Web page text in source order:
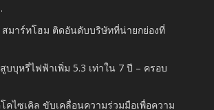
สมาร์ทโฮม ติดอันดับบริษัทที่น่ายกย่องที่
บบุหรี่ไฟฟ้าเพิ่ม 5.3 เท่าใน 7 ปี – ครอบ
คไซเคิล ขับเคลื่อนความร่วมมือเพื่อความ